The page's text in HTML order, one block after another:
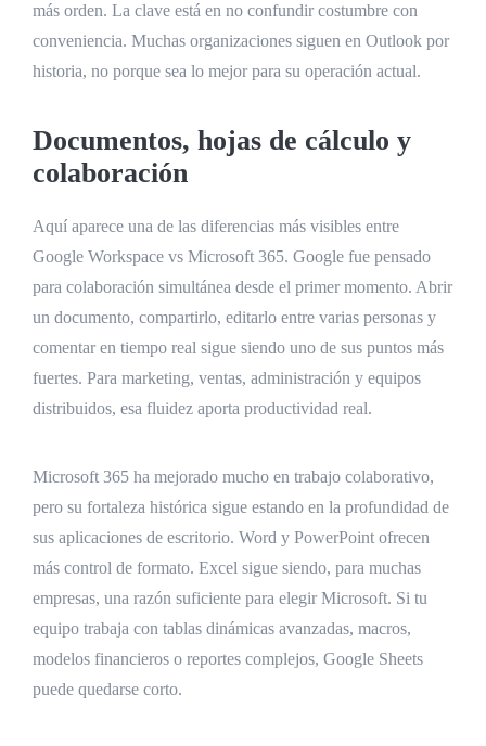
más orden. La clave está en no confundir costumbre con
conveniencia. Muchas organizaciones siguen en Outlook por
historia, no porque sea lo mejor para su operación actual.
Documentos, hojas de cálculo y
colaboración
Aquí aparece una de las diferencias más visibles entre
Google Workspace vs Microsoft 365. Google fue pensado
para colaboración simultánea desde el primer momento. Abrir
un documento, compartirlo, editarlo entre varias personas y
comentar en tiempo real sigue siendo uno de sus puntos más
fuertes. Para marketing, ventas, administración y equipos
distribuidos, esa fluidez aporta productividad real.
Microsoft 365 ha mejorado mucho en trabajo colaborativo,
pero su fortaleza histórica sigue estando en la profundidad de
sus aplicaciones de escritorio. Word y PowerPoint ofrecen
más control de formato. Excel sigue siendo, para muchas
empresas, una razón suficiente para elegir Microsoft. Si tu
equipo trabaja con tablas dinámicas avanzadas, macros,
modelos financieros o reportes complejos, Google Sheets
puede quedarse corto.